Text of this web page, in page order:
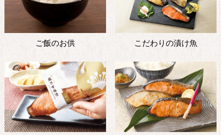
ご飯のお供 こだわりの漬け魚